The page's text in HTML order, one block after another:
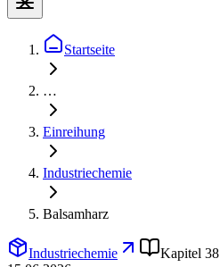
Startseite
…
Einreihung
Industriechemie
Balsamharz
Industriechemie Kapitel 38